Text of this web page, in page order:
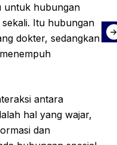
untuk hubungan
Itu hubungan
dokter, sedangkan
antara
hal yang wajar,
dan